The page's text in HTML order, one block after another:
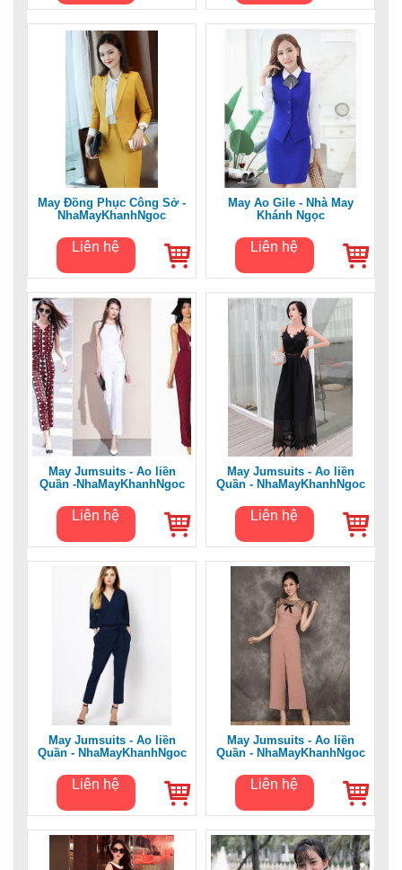
May Đồng Phục Công Sở -
NhaMayKhanhNgoc
Liên hệ
May Áo Gile - Nhà May
Khánh Ngọc
Liên hệ
May Jumsuits - Áo liền
Quần -NhaMayKhanhNgoc
Liên hệ
May Jumsuits - Áo liền
Quần - NhaMayKhanhNgoc
Liên hệ
May Jumsuits - Áo liền
Quần - NhaMayKhanhNgoc
Liên hệ
May Jumsuits - Áo liền
Quần - NhaMayKhanhNgoc
Liên hệ